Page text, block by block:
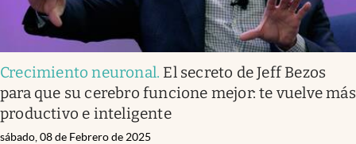
Crecimiento neuronal. El secreto de Jeff Bezos
para que su cerebro funcione mejor: te vuelve más
productivo e inteligente
sábado, 08 de Febrero de 2025